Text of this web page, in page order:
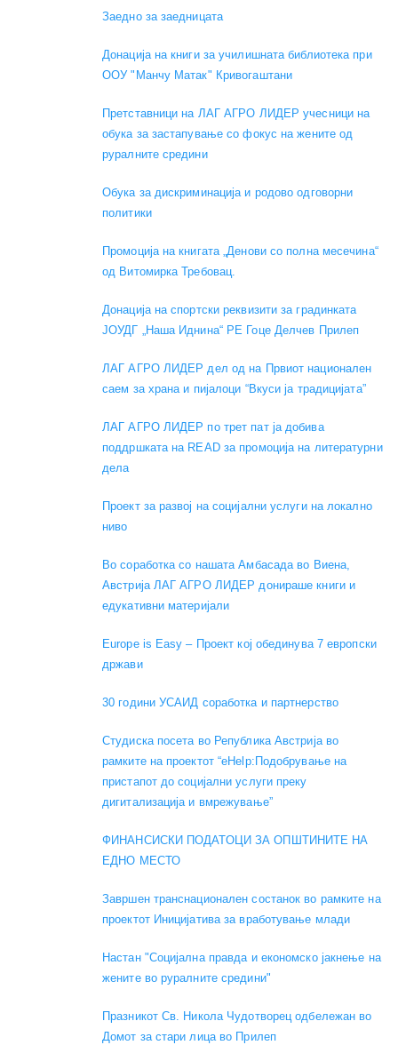
Заедно за заедницата
Донација на книги за училишната библиотека при
ООУ "Манчу Матак" Кривогаштани
Претставници на ЛАГ АГРО ЛИДЕР учесници на
обука за застапување со фокус на жените од
руралните средини
Обука за дискриминација и родово одговорни
политики
Промоција на книгата „Денови со полна месечина“
од Витомирка Требовац.
Донација на спортски реквизити за градинката
ЈОУДГ „Наша Иднина“ РЕ Гоце Делчев Прилеп
ЛАГ АГРО ЛИДЕР дел од на Првиот национален
саем за храна и пијалоци “Вкуси ја традицијата”
ЛАГ АГРО ЛИДЕР по трет пат ја добива
поддршката на READ за промоција на литературни
дела
Проект за развој на социјални услуги на локално
ниво
Во соработка со нашата Амбасада во Виена,
Австрија ЛАГ АГРО ЛИДЕР донираше книги и
едукативни материјали
Europe is Easy – Проект кој обединува 7 европски
држави
30 години УСАИД соработка и партнерство
Студиска посета во Република Австрија во
рамките на проектот “eHelp:Подобрување на
пристапот до социјални услуги преку
дигитализација и вмрежување”
ФИНАНСИСКИ ПОДАТОЦИ ЗА ОПШТИНИТЕ НА
ЕДНО МЕСТО
Завршен транснационален состанок во рамките на
проектот Иницијатива за вработување млади
Настан "Социјална правда и економско јакнење на
жените во руралните средини"
Празникот Св. Никола Чудотворец одбележан во
Домот за стари лица во Прилеп